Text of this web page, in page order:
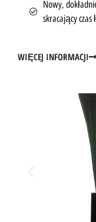
Nowy,
skracający czas
WIĘCEJ INFORMACJI